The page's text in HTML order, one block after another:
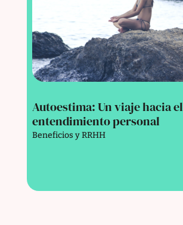
Autoestima: Un viaje hacia el
entendimiento personal
Beneficios y RRHH